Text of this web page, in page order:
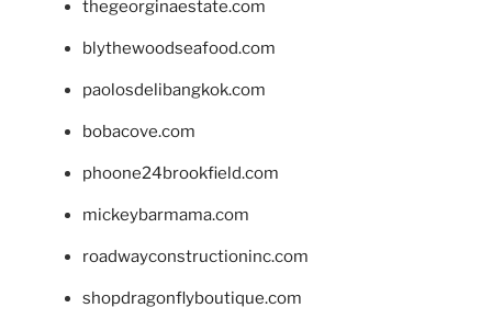
thegeorginaestate.com
blythewoodseafood.com
paolosdelibangkok.com
bobacove.com
phoone24brookfield.com
mickeybarmama.com
roadwayconstructioninc.com
shopdragonflyboutique.com